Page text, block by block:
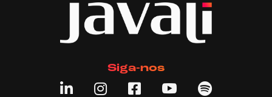
Siga-nos
    